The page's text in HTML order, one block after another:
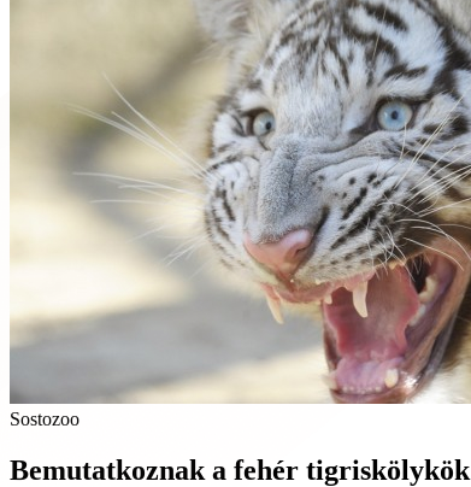
Sostozoo
Bemutatkoznak a fehér tigriskölykök